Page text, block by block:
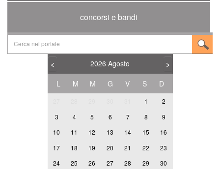
concorsi e bandi
< 2026 Agosto
>
L
M M G V S D
1
2
3
4 5 6 7 8
9
10
11 12 13 14 15
16
17
18 19 20 21 22
23
24
25 26 27 28 29
30